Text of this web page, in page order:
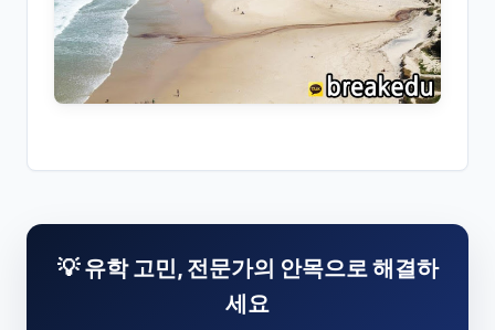
💡 유학 고민, 전문가의 안목으로 해결하
세요